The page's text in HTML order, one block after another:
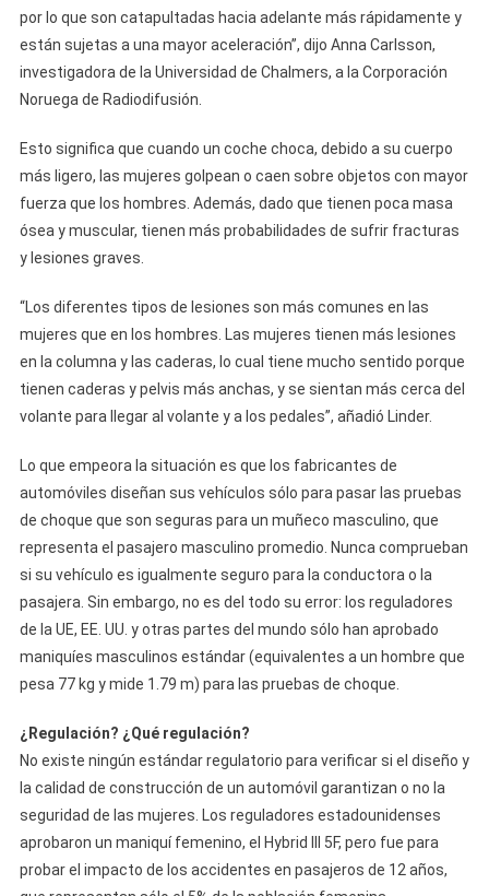
por lo que son catapultadas hacia adelante más rápidamente y
están sujetas a una mayor aceleración”, dijo Anna Carlsson,
investigadora de la Universidad de Chalmers, a la Corporación
Noruega de Radiodifusión.
Esto significa que cuando un coche choca, debido a su cuerpo
más ligero, las mujeres golpean o caen sobre objetos con mayor
fuerza que los hombres. Además, dado que tienen poca masa
ósea y muscular, tienen más probabilidades de sufrir fracturas
y lesiones graves.
“Los diferentes tipos de lesiones son más comunes en las
mujeres que en los hombres. Las mujeres tienen más lesiones
en la columna y las caderas, lo cual tiene mucho sentido porque
tienen caderas y pelvis más anchas, y se sientan más cerca del
volante para llegar al volante y a los pedales”, añadió Linder.
Lo que empeora la situación es que los fabricantes de
automóviles diseñan sus vehículos sólo para pasar las pruebas
de choque que son seguras para un muñeco masculino, que
representa el pasajero masculino promedio. Nunca comprueban
si su vehículo es igualmente seguro para la conductora o la
pasajera. Sin embargo, no es del todo su error: los reguladores
de la UE, EE. UU. y otras partes del mundo sólo han aprobado
maniquíes masculinos estándar (equivalentes a un hombre que
pesa 77 kg y mide 1.79 m) para las pruebas de choque.
¿Regulación? ¿Qué regulación?
No existe ningún estándar regulatorio para verificar si el diseño y
la calidad de construcción de un automóvil garantizan o no la
seguridad de las mujeres. Los reguladores estadounidenses
aprobaron un maniquí femenino, el Hybrid III 5F, pero fue para
probar el impacto de los accidentes en pasajeros de 12 años,